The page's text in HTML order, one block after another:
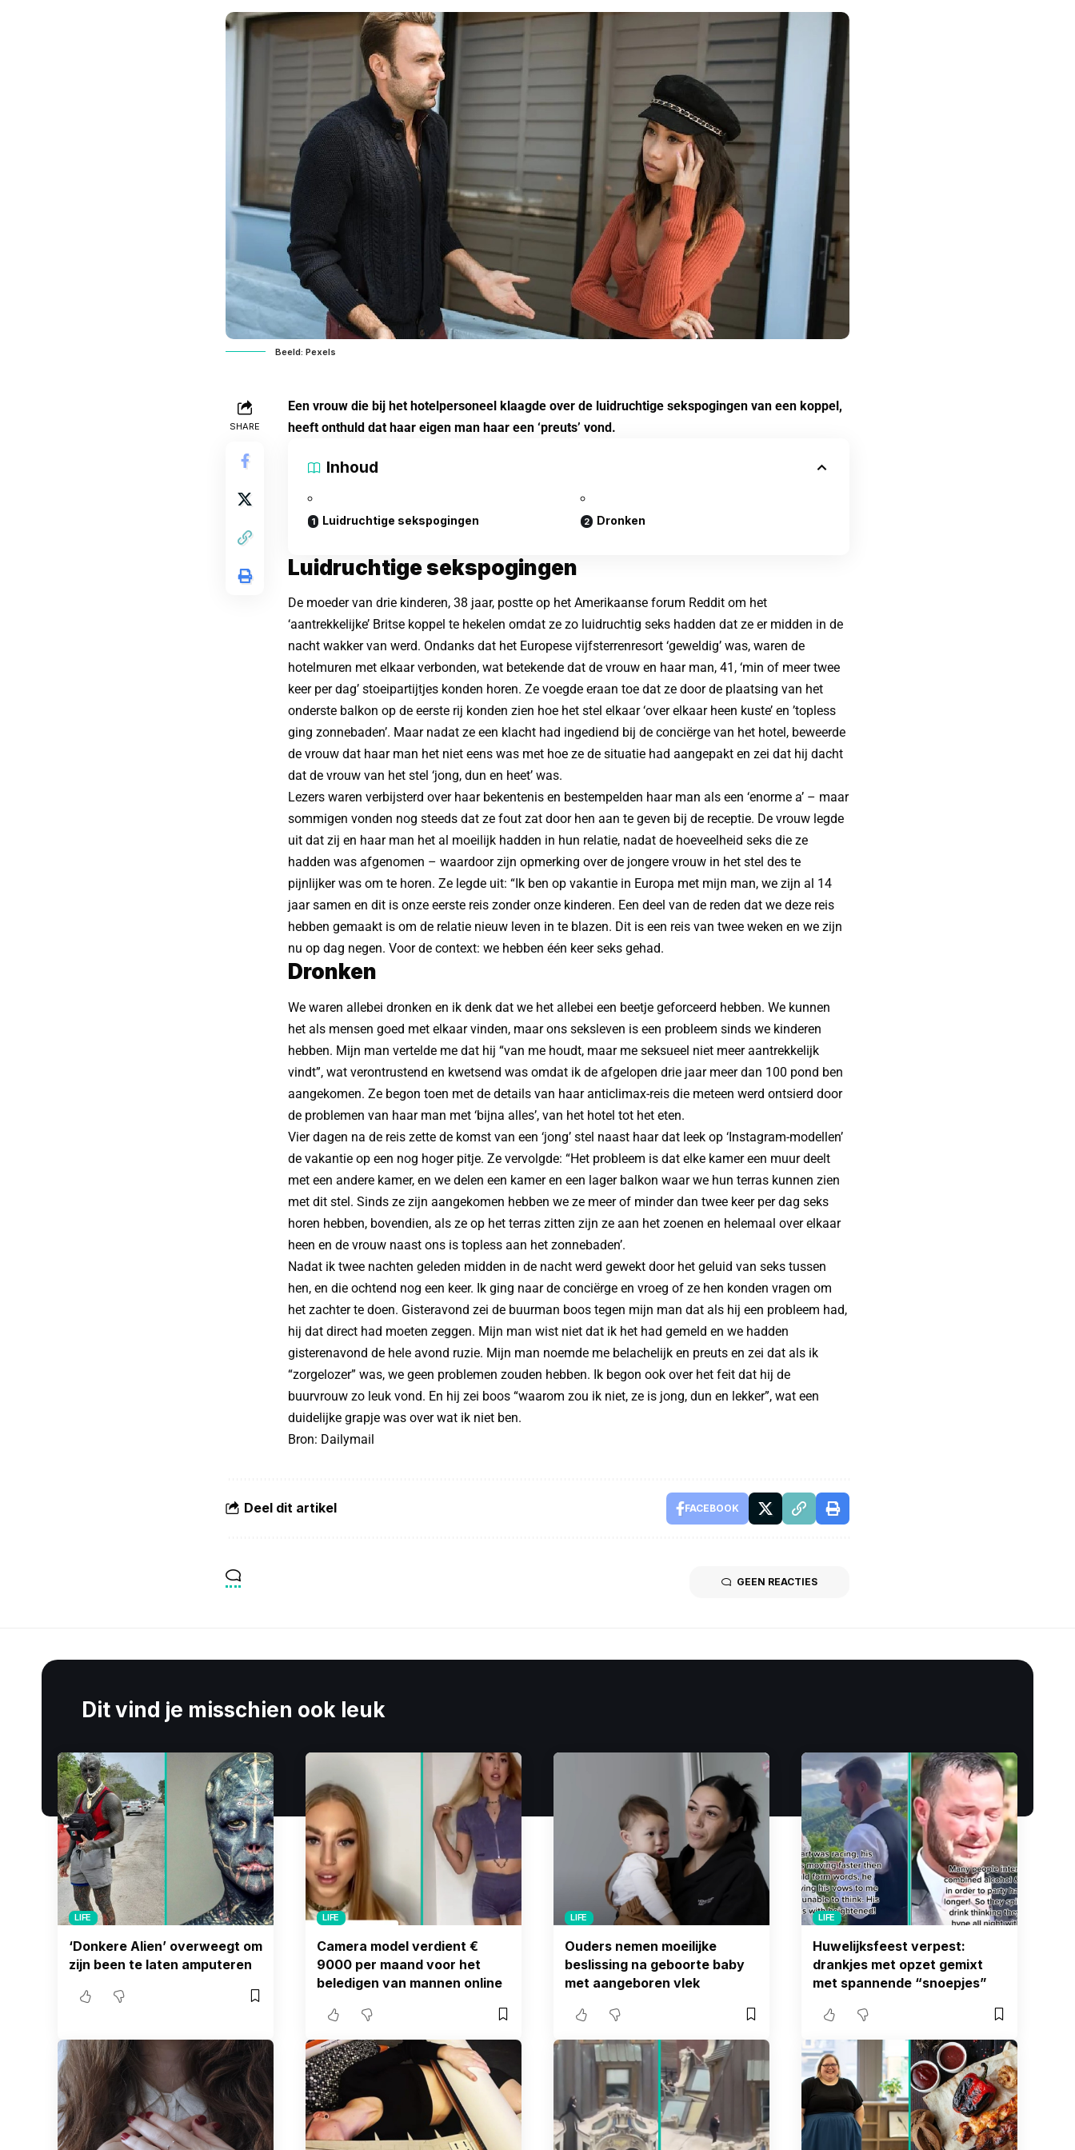
Beeld: Pexels
SHARE
Een vrouw die bij het hotelpersoneel klaagde over de luidruchtige sekspogingen van een koppel,
heeft onthuld dat haar eigen man haar een ‘preuts’ vond.
Inhoud
Luidruchtige sekspogingen Dronken
Luidruchtige sekspogingen
De moeder van drie kinderen, 38 jaar, postte op het Amerikaanse forum Reddit om het
‘aantrekkelijke’ Britse koppel te hekelen omdat ze zo luidruchtig seks hadden dat ze er midden in de
nacht wakker van werd. Ondanks dat het Europese vijfsterrenresort ‘geweldig’ was, waren de
hotelmuren met elkaar verbonden, wat betekende dat de vrouw en haar man, 41, ‘min of meer twee
keer per dag’ stoeipartijtjes konden horen. Ze voegde eraan toe dat ze door de plaatsing van het
onderste balkon op de eerste rij konden zien hoe het stel elkaar ‘over elkaar heen kuste’ en ’topless
ging zonnebaden’. Maar nadat ze een klacht had ingediend bij de conciërge van het hotel, beweerde
de vrouw dat haar man het niet eens was met hoe ze de situatie had aangepakt en zei dat hij dacht
dat de vrouw van het stel ‘jong, dun en heet’ was.
Lezers waren verbijsterd over haar bekentenis en bestempelden haar man als een ‘enorme a’ – maar
sommigen vonden nog steeds dat ze fout zat door hen aan te geven bij de receptie. De vrouw legde
uit dat zij en haar man het al moeilijk hadden in hun relatie, nadat de hoeveelheid seks die ze
hadden was afgenomen – waardoor zijn opmerking over de jongere vrouw in het stel des te
pijnlijker was om te horen. Ze legde uit: “Ik ben op vakantie in Europa met mijn man, we zijn al 14
jaar samen en dit is onze eerste reis zonder onze kinderen. Een deel van de reden dat we deze reis
hebben gemaakt is om de relatie nieuw leven in te blazen. Dit is een reis van twee weken en we zijn
nu op dag negen. Voor de context: we hebben één keer seks gehad.
Dronken
We waren allebei dronken en ik denk dat we het allebei een beetje geforceerd hebben. We kunnen
het als mensen goed met elkaar vinden, maar ons seksleven is een probleem sinds we kinderen
hebben. Mijn man vertelde me dat hij “van me houdt, maar me seksueel niet meer aantrekkelijk
vindt”, wat verontrustend en kwetsend was omdat ik de afgelopen drie jaar meer dan 100 pond ben
aangekomen. Ze begon toen met de details van haar anticlimax-reis die meteen werd ontsierd door
de problemen van haar man met ‘bijna alles’, van het hotel tot het eten.
Vier dagen na de reis zette de komst van een ‘jong’ stel naast haar dat leek op ‘Instagram-modellen’
de vakantie op een nog hoger pitje. Ze vervolgde: “Het probleem is dat elke kamer een muur deelt
met een andere kamer, en we delen een kamer en een lager balkon waar we hun terras kunnen zien
met dit stel. Sinds ze zijn aangekomen hebben we ze meer of minder dan twee keer per dag seks
horen hebben, bovendien, als ze op het terras zitten zijn ze aan het zoenen en helemaal over elkaar
heen en de vrouw naast ons is topless aan het zonnebaden’.
Nadat ik twee nachten geleden midden in de nacht werd gewekt door het geluid van seks tussen
hen, en die ochtend nog een keer. Ik ging naar de conciërge en vroeg of ze hen konden vragen om
het zachter te doen. Gisteravond zei de buurman boos tegen mijn man dat als hij een probleem had,
hij dat direct had moeten zeggen. Mijn man wist niet dat ik het had gemeld en we hadden
gisterenavond de hele avond ruzie. Mijn man noemde me belachelijk en preuts en zei dat als ik
“zorgelozer” was, we geen problemen zouden hebben. Ik begon ook over het feit dat hij de
buurvrouw zo leuk vond. En hij zei boos “waarom zou ik niet, ze is jong, dun en lekker”, wat een
duidelijke grapje was over wat ik niet ben.
Bron: Dailymail
Deel dit artikel FACEBOOK
GEEN REACTIES
Dit vind je misschien ook leuk
LIFE
‘Donkere Alien’ overweegt om
zijn been te laten amputeren
LIFE
Camera model verdient €
9000 per maand voor het
beledigen van mannen online
LIFE
Ouders nemen moeilijke
beslissing na geboorte baby
met aangeboren vlek
LIFE
Huwelijksfeest verpest:
drankjes met opzet gemixt
met spannende “snoepjes”